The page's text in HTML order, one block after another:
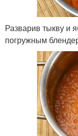
Разварив тыкву и
погружным